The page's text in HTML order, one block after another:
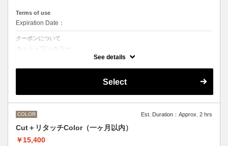
Terms of use
Expiration Date：
クーポンについて
カット＋ワンカラー
デザインなしの単色のカラーリングです。
M ¥＋1100 L¥＋1650 LL¥＋2200
●ポイントカラーなどのデザインカラーをご希望の場合、最終受付時間
See details
Select
COLOR Est. Duration：Approx. 2 hrs
Cut＋リタッチColor（一ヶ月以内）
￥15,400